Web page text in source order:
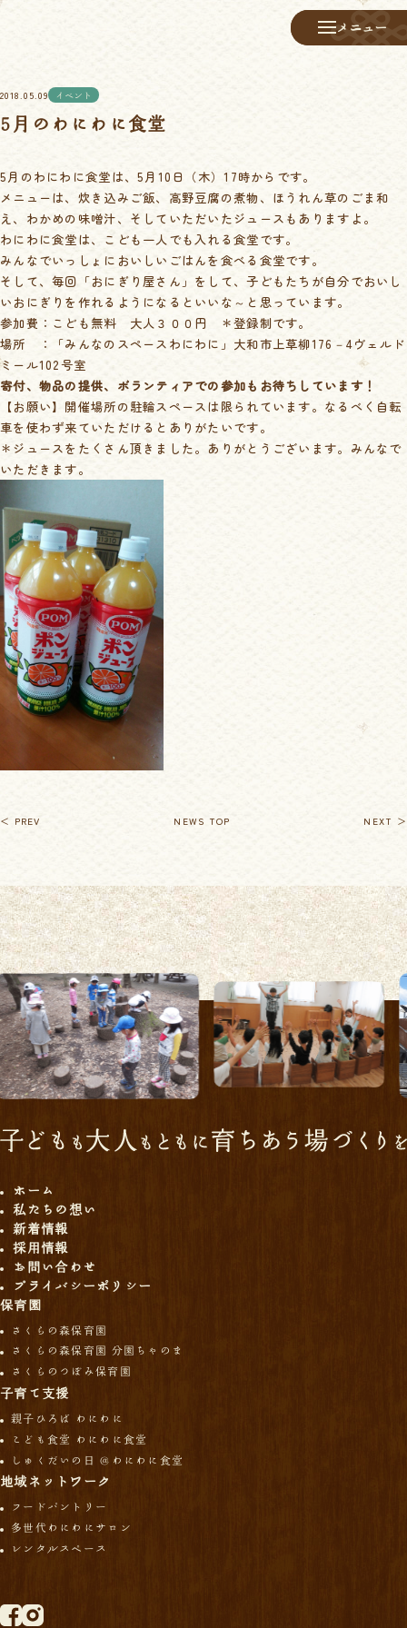
メニュー
メニュー
2018.05.09 イベント
5月のわにわに食堂
5月のわにわに食堂は、5月10日（木）17時からです。
メニューは、炊き込みご飯、高野豆腐の煮物、ほうれん草のごま和
え、わかめの味噌汁、そしていただいたジュースもありますよ。
わにわに食堂は、こども一人でも入れる食堂です。
みんなでいっしょにおいしいごはんを食べる食堂です。
そして、毎回「おにぎり屋さん」をして、子どもたちが自分でおいし
いおにぎりを作れるようになるといいな～と思っています。
参加費：こども無料 大人３００円 ＊登録制です。
場所 ：「みんなのスペースわにわに」大和市上草柳176－4ヴェルド
ミール102号室
寄付、物品の提供、ボランティアでの参加もお待ちしています！
【お願い】開催場所の駐輪スペースは限られています。なるべく自転
車を使わず来ていただけるとありがたいです。
＊ジュースをたくさん頂きました。ありがとうございます。みんなで
いただきます。
＜ PREV NEWS TOP NEXT ＞
ホーム
私たちの想い
新着情報
採用情報
お問い合わせ
プライバシーポリシー
保育園
さくらの森保育園
さくらの森保育園 分園ちゃのま
さくらのつぼみ保育園
子育て支援
親子ひろば わにわに
こども食堂 わにわに食堂
しゅくだいの日 ＠わにわに食堂
地域ネットワーク
フードパントリー
多世代わにわにサロン
レンタルスペース